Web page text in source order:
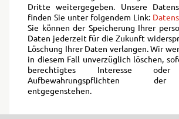
Dritte weitergegeben. Unsere
finden Sie unter folgendem Link:
Sie können der Speicherung Ihrer
Daten jederzeit für die Zukunft
Löschung Ihrer Daten verlangen. Wir
in diesem Fall unverzüglich löschen,
berechtigtes Interesse oder
Aufbewahrungspflichten
entgegenstehen.